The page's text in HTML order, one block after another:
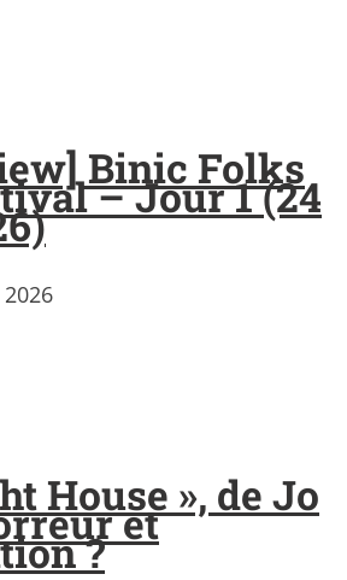
Binic Folks
– Jour 1 (24
House », de Jo
et
?